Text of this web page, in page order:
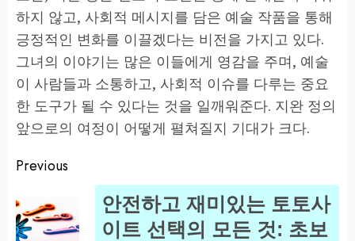
하지 않고, 사회적 메시지를 담은 예술 작품을 통해
긍정적인 변화를 이끌겠다는 비전을 가지고 있다.
그녀의 이야기는 많은 이들에게 영감을 주며, 예술
이 사람들과 소통하고, 사회적 이슈를 다루는 중요
한 도구가 될 수 있다는 것을 일깨워준다. 지완 정의
앞으로의 여정이 어떻게 펼쳐질지 기대가 크다.
Post
navigation
Previous
안전하고 재미있는 토토사
이트 선택의 모든 것: 초보